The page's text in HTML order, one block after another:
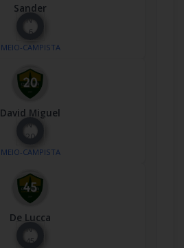
Sander
Nº
6
MEIO-CAMPISTA
David Miguel
Nº
20
MEIO-CAMPISTA
De Lucca
Nº
45